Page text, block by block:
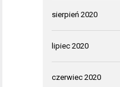
sierpień 2020
lipiec 2020
czerwiec 2020